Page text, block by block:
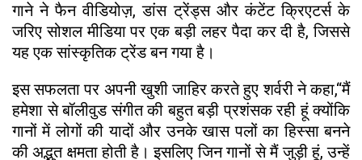
गाने ने फैन वीडियोज़, डांस ट्रेंड्स और कंटेंट क्रिएटर्स के
जरिए सोशल मीडिया पर एक बड़ी लहर पैदा कर दी है, जिससे
यह एक सांस्कृतिक ट्रेंड बन गया है।
इस सफलता पर अपनी खुशी जाहिर करते हुए शर्वरी ने कहा,“मैं
हमेशा से बॉलीवुड संगीत की बहुत बड़ी प्रशंसक रही हूं क्योंकि
गानों में लोगों की यादों और उनके खास पलों का हिस्सा बनने
की अद्भुत क्षमता होती है। इसलिए जिन गानों से मैं जुड़ी हूं, उन्हें